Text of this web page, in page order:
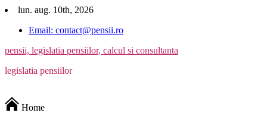
Skip
content
lun. aug. 10th, 2026
Email: contact@pensii.ro
pensii, legislatia pensiilor, calcul si consultanta
legislatia pensiilor
Home